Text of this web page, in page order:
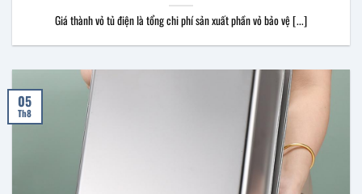
Giá thành vỏ tủ điện là tổng chi phí sản xuất phần vỏ bảo vệ [...]
05
Th8